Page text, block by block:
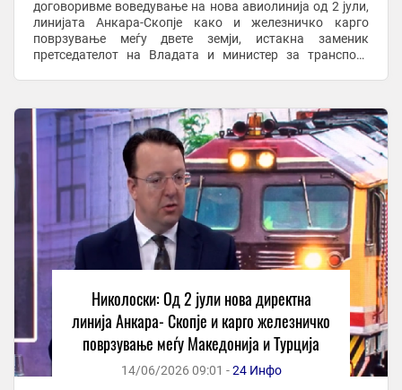
договоривме воведување на нова авиолинија од 2 јули,
линијата Анкара-Скопје како и железничко карго
поврзување меѓу двете земји, истакна заменик
претседателот на Владата и министер за транспорт
Николоски: Од 2 јули нова директна
линија Анкара- Скопје и карго железничко
поврзување меѓу Македонија и Турција
14/06/2026 09:01 -24 Инфо